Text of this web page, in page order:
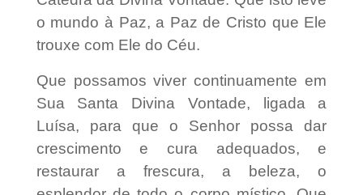
o mundo à Paz, a Paz de Cristo que Ele
trouxe com Ele do Céu.
Que possamos viver continuamente em
Sua Santa Divina Vontade, ligada a
Luísa, para que o Senhor possa dar
crescimento e cura adequados, e
restaurar a frescura, a beleza, o